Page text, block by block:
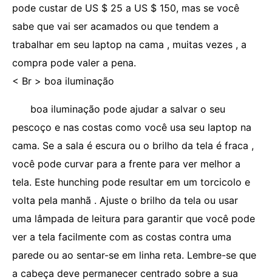
pode custar de US $ 25 a US $ 150, mas se você
sabe que vai ser acamados ou que tendem a
trabalhar em seu laptop na cama , muitas vezes , a
compra pode valer a pena.
< Br > boa iluminação
boa iluminação pode ajudar a salvar o seu
pescoço e nas costas como você usa seu laptop na
cama. Se a sala é escura ou o brilho da tela é fraca ,
você pode curvar para a frente para ver melhor a
tela. Este hunching pode resultar em um torcicolo e
volta pela manhã . Ajuste o brilho da tela ou usar
uma lâmpada de leitura para garantir que você pode
ver a tela facilmente com as costas contra uma
parede ou ao sentar-se em linha reta. Lembre-se que
a cabeça deve permanecer centrado sobre a sua